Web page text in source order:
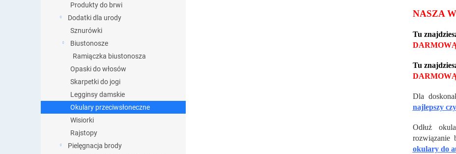
Produkty do brwi
Dodatki dla urody
Sznurówki
Biustonosze
Ramiączka biustonosza
Opaski do włosów
Skarpetki do jogi
Legginsy damskie
Okulary przeciwsłoneczne
Wisiorki
Rajstopy
Pielęgnacja brody
NASZA
Tu
Tu
Dla
najlepszy
Odłuż
okulary do